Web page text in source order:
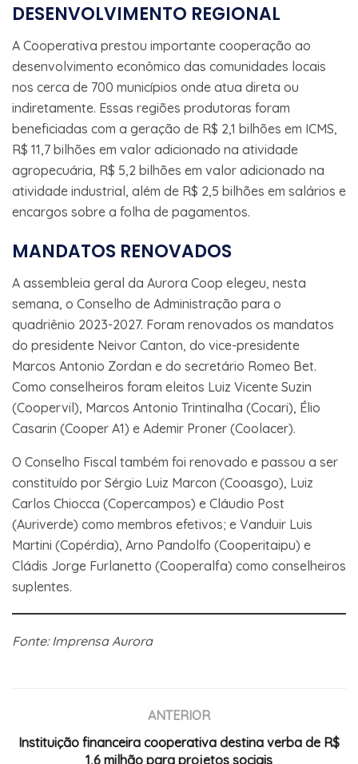
DESENVOLVIMENTO REGIONAL
A Cooperativa prestou importante cooperação ao
desenvolvimento econômico das comunidades locais
nos cerca de 700 municípios onde atua direta ou
indiretamente. Essas regiões produtoras foram
beneficiadas com a geração de R$ 2,1 bilhões em ICMS,
R$ 11,7 bilhões em valor adicionado na atividade
agropecuária, R$ 5,2 bilhões em valor adicionado na
atividade industrial, além de R$ 2,5 bilhões em salários e
encargos sobre a folha de pagamentos.
MANDATOS RENOVADOS
A assembleia geral da Aurora Coop elegeu, nesta
semana, o Conselho de Administração para o
quadriênio 2023-2027. Foram renovados os mandatos
do presidente Neivor Canton, do vice-presidente
Marcos Antonio Zordan e do secretário Romeo Bet.
Como conselheiros foram eleitos Luiz Vicente Suzin
(Coopervil), Marcos Antonio Trintinalha (Cocari), Élio
Casarin (Cooper A1) e Ademir Proner (Coolacer).
O Conselho Fiscal também foi renovado e passou a ser
constituído por Sérgio Luiz Marcon (Cooasgo), Luiz
Carlos Chiocca (Copercampos) e Cláudio Post
(Auriverde) como membros efetivos; e Vanduir Luis
Martini (Copérdia), Arno Pandolfo (Cooperitaipu) e
Cládis Jorge Furlanetto (Cooperalfa) como conselheiros
suplentes.
Fonte: Imprensa Aurora
ANTERIOR
Instituição financeira cooperativa destina verba de R$
1,6 milhão para projetos sociais